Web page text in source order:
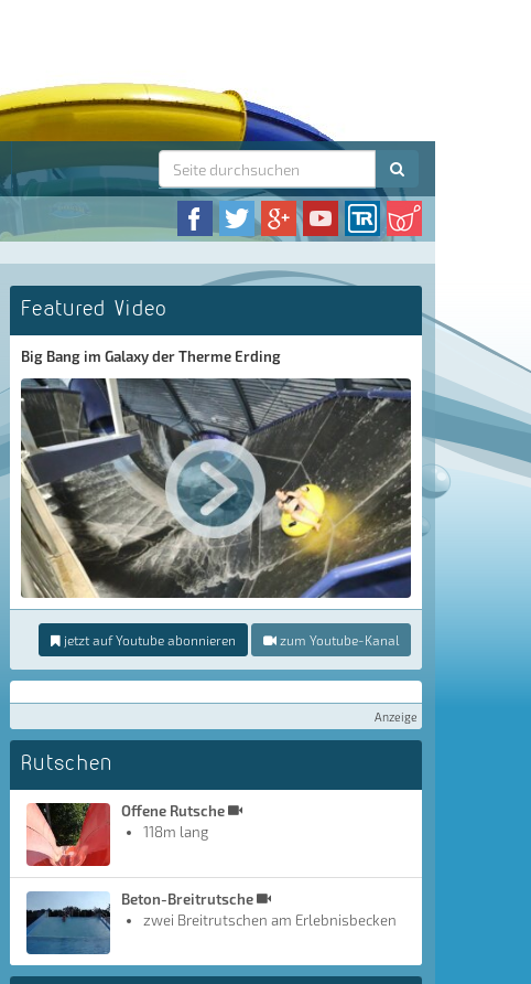
Featured Video
Big Bang im Galaxy der Therme Erding
jetzt auf Youtube abonnieren zum Youtube-Kanal
Anzeige
Rutschen
Offene Rutsche
118m lang
Beton-Breitrutsche
zwei Breitrutschen am Erlebnisbecken